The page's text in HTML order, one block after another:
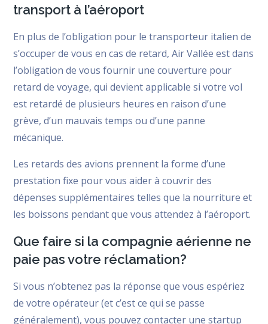
transport à l’aéroport
En plus de l’obligation pour le transporteur italien de
s’occuper de vous en cas de retard, Air Vallée est dans
l’obligation de vous fournir une couverture pour
retard de voyage, qui devient applicable si votre vol
est retardé de plusieurs heures en raison d’une
grève, d’un mauvais temps ou d’une panne
mécanique.
Les retards des avions prennent la forme d’une
prestation fixe pour vous aider à couvrir des
dépenses supplémentaires telles que la nourriture et
les boissons pendant que vous attendez à l’aéroport.
Que faire si la compagnie aérienne ne
paie pas votre réclamation?
Si vous n’obtenez pas la réponse que vous espériez
de votre opérateur (et c’est ce qui se passe
généralement), vous pouvez contacter une startup